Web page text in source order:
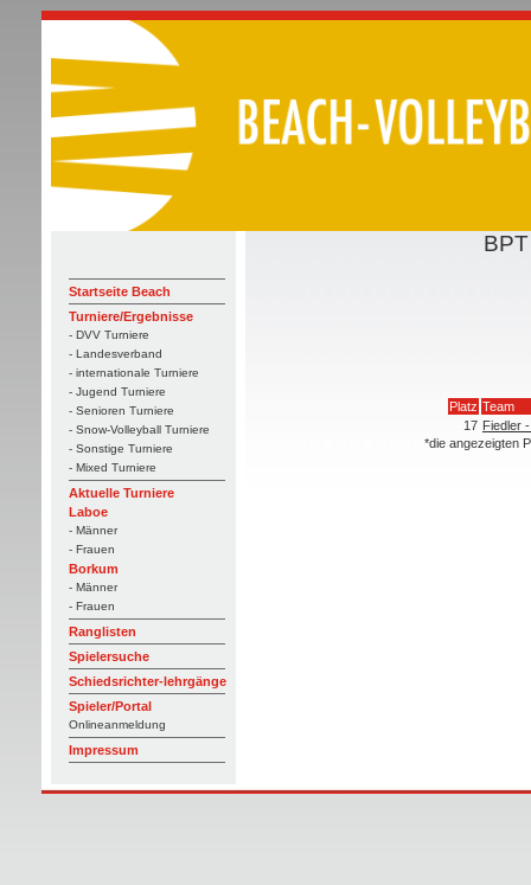
Startseite Beach
Turniere/Ergebnisse
- DVV Turniere
- Landesverband
- internationale Turniere
- Jugend Turniere
- Senioren Turniere
- Snow-Volleyball Turniere
- Sonstige Turniere
- Mixed Turniere
Aktuelle Turniere
Laboe
- Männer
- Frauen
Borkum
- Männer
- Frauen
Ranglisten
Spielersuche
Schiedsrichter-lehrgänge
Spieler/Portal
Onlineanmeldung
Impressum
Platz Team
17 Fiedler
*die angezeigten